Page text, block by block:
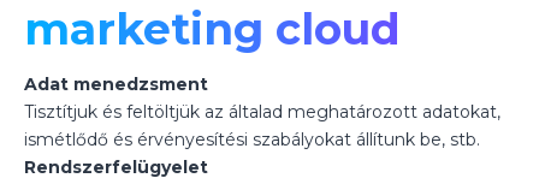
marketing cloud
Adat menedzsment
Tisztítjuk és feltöltjük az általad meghatározott adatokat,
ismétlődő és érvényesítési szabályokat állítunk be, stb.
Rendszerfelügyelet